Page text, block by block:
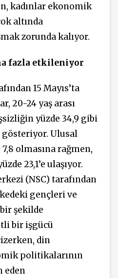
kadınlar ekonomik
altında
zorunda kalıyor.
fazla etkileniyor
15 Mayıs’ta
20-24 yaş arası
yüzde 34,9 gibi
gösteriyor. Ulusal
olmasına rağmen,
23,1’e ulaşıyor.
(NSC) tarafından
gençleri ve
bir şekilde
bir işgücü
din
politikalarının
eden